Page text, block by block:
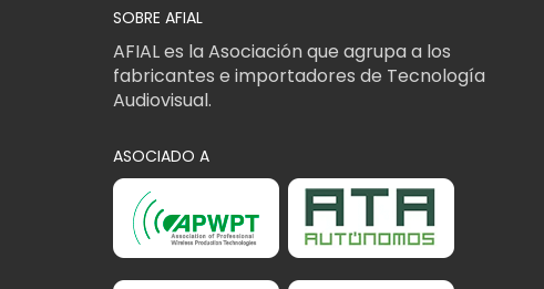
SOBRE AFIAL
AFIAL es la Asociación que agrupa a los
fabricantes e importadores de Tecnología
Audiovisual.
ASOCIADO A